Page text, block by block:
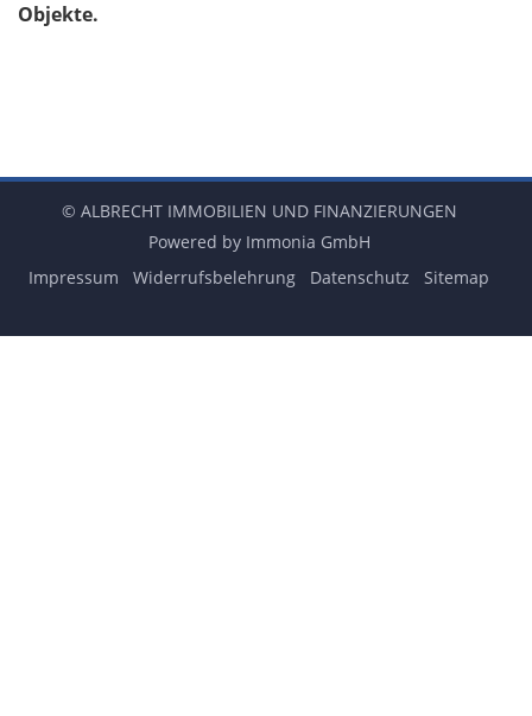
Objekte.
© ALBRECHT IMMOBILIEN UND FINANZIERUNGEN
Powered by Immonia GmbH
Impressum
Widerrufsbelehrung Datenschutz Sitemap